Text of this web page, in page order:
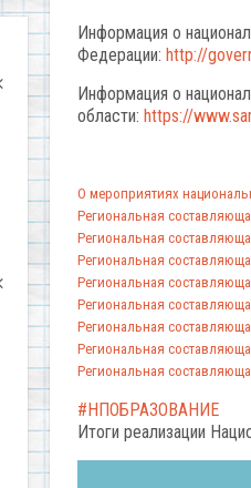
Информация о
Федерации: http://
Информация о
области: https://
О мероприятиях
Региональная
Региональная
Региональная
Региональная
Региональная
Региональная
Региональная
Региональная
#НПОБРАЗОВАНИЕ
Итоги реализации